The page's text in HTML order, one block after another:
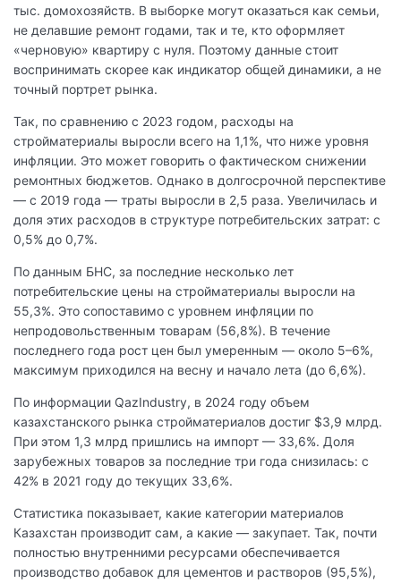
тыс. домохозяйств. В выборке могут оказаться как семьи,
не делавшие ремонт годами, так и те, кто оформляет
«черновую» квартиру с нуля. Поэтому данные стоит
воспринимать скорее как индикатор общей динамики, а не
точный портрет рынка.
Так, по сравнению с 2023 годом, расходы на
стройматериалы выросли всего на 1,1%, что ниже уровня
инфляции. Это может говорить о фактическом снижении
ремонтных бюджетов. Однако в долгосрочной перспективе
— с 2019 года — траты выросли в 2,5 раза. Увеличилась и
доля этих расходов в структуре потребительских затрат: с
0,5% до 0,7%.
По данным БНС, за последние несколько лет
потребительские цены на стройматериалы выросли на
55,3%. Это сопоставимо с уровнем инфляции по
непродовольственным товарам (56,8%). В течение
последнего года рост цен был умеренным — около 5–6%,
максимум приходился на весну и начало лета (до 6,6%).
По информации QazIndustry, в 2024 году объем
казахстанского рынка стройматериалов достиг $3,9 млрд.
При этом 1,3 млрд пришлись на импорт — 33,6%. Доля
зарубежных товаров за последние три года снизилась: с
42% в 2021 году до текущих 33,6%.
Статистика показывает, какие категории материалов
Казахстан производит сам, а какие — закупает. Так, почти
полностью внутренними ресурсами обеспечивается
производство добавок для цементов и растворов (95,5%),